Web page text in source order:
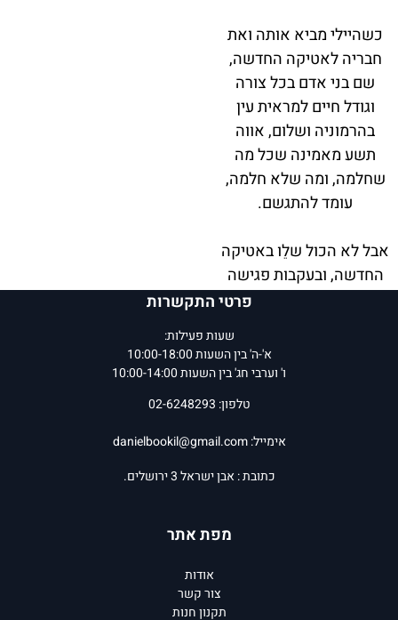
כשהיילי מביא אותה ואת
חבריה לאטיקה החדשה,
שם בני אדם בכל צורה
וגודל חיים למראית עין
בהרמוניה ושלום, אווה
תשע מאמינה שכל מה
שחלמה, ומה שלא חלמה,
עומד להתגשם.
אבל לא הכול שלֵו באטיקה
החדשה, ובעקבות פגישה
מפתיעה מגלה עד מהרה
מתרחש שם ואם לא תזדרז
להתערב, אורבונה עלולה
גיבורה למען וונדלה הוא
ספר שני בטרילוגיה
על עולמות רחוקים. המאבק
פרטי התקשרות
שעות פעילות:
א'-ה' בין השעות 10:00-18:00
ו' וערבי חג' בין השעות 10:00-14:00
טלפון: 02-6248293
אימייל:danielbookil@gmail.com
כתובת : אבן ישראל 3 ירושלים.
מפת אתר
אודות
צור קשר
תקנון חנות